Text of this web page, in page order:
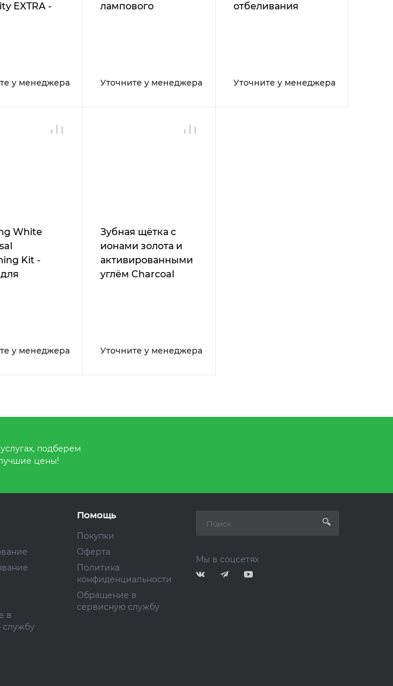
EXTRA -
у менеджера
лампового
Уточните у менеджера
отбеливания
Уточните у менеджера
White
Kit -
у менеджера
Зубная щётка с
ионами золота и
активированными
углём Charcoal
Уточните у менеджера
подберем
цены!
в
службу
Помощь
Покупки
Оферта
Политика
конфиденциальности
Обращение в
сервисную службу
Мы в соцсетях